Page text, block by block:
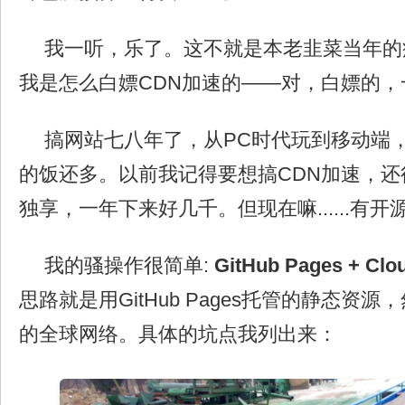
我一听，乐了。这不就是本老韭菜当年
我是怎么白嫖CDN加速的——对，白嫖的，
搞网站七八年了，从PC时代玩到移动端
的饭还多。以前我记得要想搞CDN加速，
独享，一年下来好几千。但现在嘛......有开
我的骚操作很简单: GitHub Pages +
思路就是用GitHub Pages托管的静态资源
的全球网络。具体的坑点我列出来：